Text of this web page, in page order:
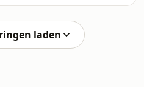
en
een nieuw fonds
Defense.Via
is Tax Partner bij
van de bekende
2017 begeleidt
laden